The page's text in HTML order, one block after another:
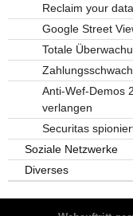
Reclaim your
Google Street
Totale
Anti-Wef-Demos
verlangen
Securitas
Soziale Netzwerke
Diverses